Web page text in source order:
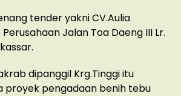
tender yakni CV.Aulia
Jalan Toa Daeng III Lr.
dipanggil Krg.Tinggi itu
proyek pengadaan benih tebu